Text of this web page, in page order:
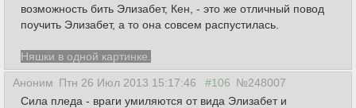
возможность бить Элизабет, Кен, - это же отличный повод
поучить Элизабет, а то она совсем распустилась.
Няшки в одной картинке.
Аноним Птн 26 Июл 2013 15:17:46 #106 №248007
Сила пледа - враги умиляются от вида Элизабет и